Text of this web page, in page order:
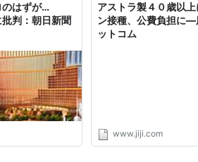
のはずが…
判：朝日新聞
アストラ製４０歳以
ン接種、公費負担に―
ットコム
www.jiji.com